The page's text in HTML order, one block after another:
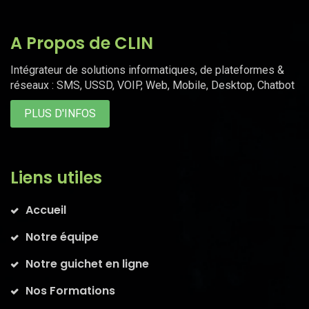
A Propos de CLIN
Intégrateur de solutions informatiques, de plateformes &
réseaux : SMS, USSD, VOIP, Web, Mobile, Desktop, Chatbot
PLUS D'INFOS
Liens utiles
Accueil
Notre équipe
Notre guichet en ligne
Nos Formations